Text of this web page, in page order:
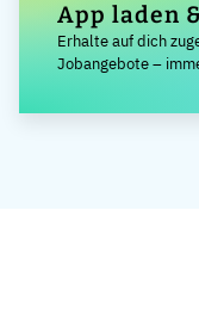
App laden
Erhalte auf dich
Jobangebote –